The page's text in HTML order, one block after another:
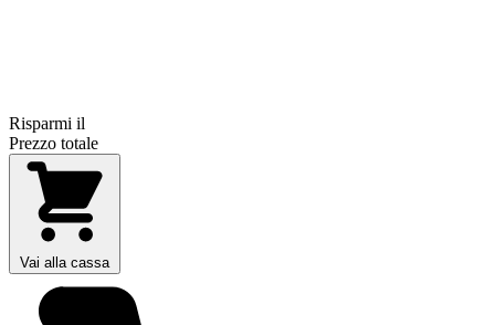
Risparmi il
Prezzo totale
Vai alla cassa